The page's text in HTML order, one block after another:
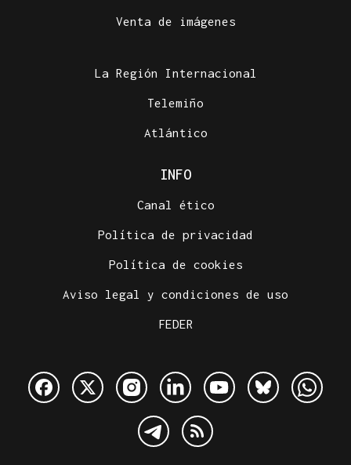
Venta de imágenes
La Región Internacional
Telemiño
Atlántico
INFO
Canal ético
Política de privacidad
Política de cookies
Aviso legal y condiciones de uso
FEDER